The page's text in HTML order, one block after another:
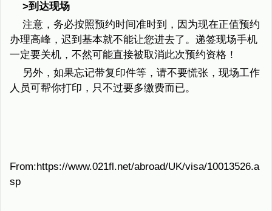
>到达现场
注意，务必按照预约时间准时到，因为现在正值预约
办理高峰，迟到基本就不能让您进去了。递签现场手机
一定要关机，不然可能直接被取消此次预约资格！
另外，如果忘记带复印件等，请不要慌张，现场工作
人员可帮你打印，只不过要多缴费而已。
From:https://www.021fl.net/abroad/UK/visa/10013526.a
sp